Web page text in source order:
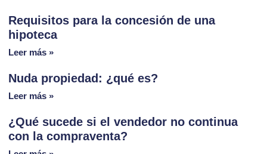
Requisitos para la concesión de una
hipoteca
Leer más »
Nuda propiedad: ¿qué es?
Leer más »
¿Qué sucede si el vendedor no continua
con la compraventa?